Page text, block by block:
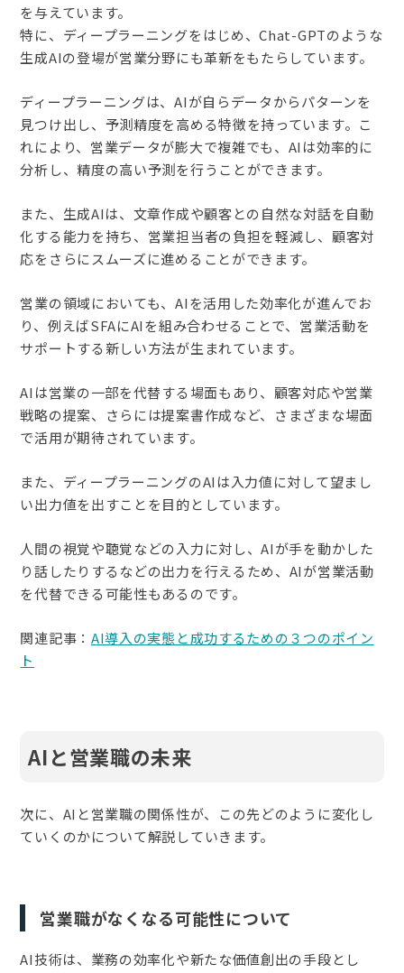
を与えています。
特に、ディープラーニングをはじめ、Chat-GPTのような
生成AIの登場が営業分野にも革新をもたらしています。
ディープラーニングは、AIが自らデータからパターンを
見つけ出し、予測精度を高める特徴を持っています。 こ
れにより、営業データが膨大で複雑でも、AIは効率的に
分析し、精度の高い予測を行うことができます。
また、生成AIは、文章作成や顧客との自然な対話を自動
化する能力を持ち、営業担当者の負担を軽減し、顧客対
応をさらにスムーズに進めることができます。
営業の領域においても、AIを活用した効率化が進んでお
り、例えばSFAにAIを組み合わせることで、営業活動を
サポートする新しい方法が生まれています。
AIは営業の一部を代替する場面もあり、顧客対応や営業
戦略の提案、さらには提案書作成など、さまざまな場面
で活用が期待されています。
また、ディープラーニングのAIは入力値に対して望まし
い出力値を出すことを目的としています。
人間の視覚や聴覚などの入力に対し、AIが手を動かした
り話したりするなどの出力を行えるため、AIが営業活動
を代替できる可能性もあるのです。
関連記事： AI導入の実態と成功するための３つのポイン
ト
AIと営業職の未来
次に、AIと営業職の関係性が、この先どのように変化し
ていくのかについて解説していきます。
営業職がなくなる可能性について
AI技術は、業務の効率化や新たな価値創出の手段とし